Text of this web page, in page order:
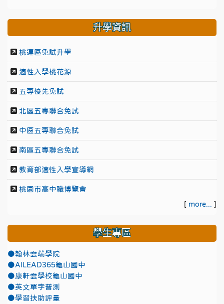
升學資訊
桃連區免試升學
適性入學桃花源
五專優先免試
北區五專聯合免試
中區五專聯合免試
南區五專聯合免試
教育部適性入學宣導網
桃園市高中職博覽會
[ more... ]
學生專區
●翰林雲端學院
●AILEAD365龜山國中
●康軒雲學校龜山國中
●英文單字普測
●學習扶助評量